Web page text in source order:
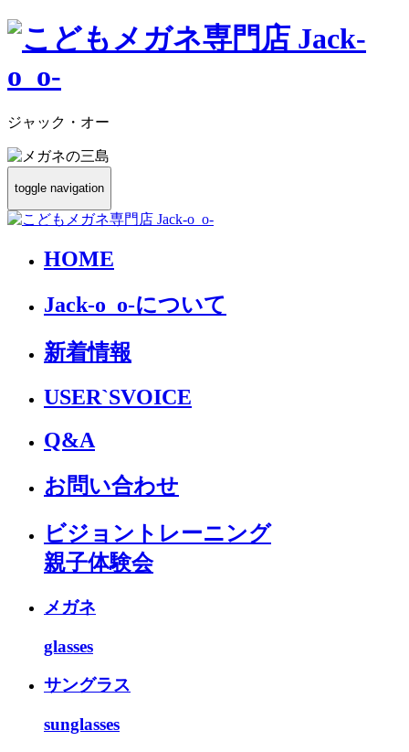
ジャック・オー
toggle navigation
HOME
Jack-o_o-について
新着情報
USER`SVOICE
Q&A
お問い合わせ
ビジョントレーニング
親子体験会
メガネ
glasses
サングラス
sunglasses